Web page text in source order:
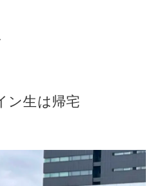
ン生は帰宅